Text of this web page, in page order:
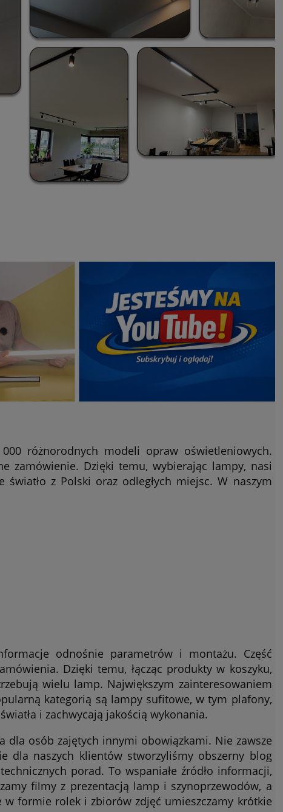
różnorodnych modeli opraw oświetleniowych.
zamówienie. Dzięki temu, wybierając lampy, nasi
z Polski oraz odległych miejsc. W naszym
odnośnie parametrów i montażu. Część
Dzięki temu, łącząc produkty w koszyku,
wielu lamp. Największym zainteresowaniem
kategorią są lampy sufitowe, w tym plafony,
i zachwycają jakością wykonania.
dla osób zajętych innymi obowiązkami. Nie zawsze
dla naszych klientów stworzyliśmy obszerny blog
porad. To wspaniałe źródło informacji,
filmy z prezentacją lamp i szynoprzewodów, a
formie rolek i zbiorów zdjęć umieszczamy krótkie